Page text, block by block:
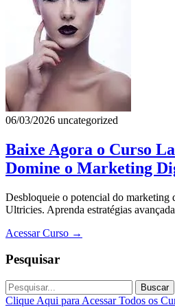
06/03/2026 uncategorized
Baixe Agora o Curso
Domine o Marketing
Desbloqueie o potencial do marketing
Ultricies. Aprenda estratégias
Acessar Curso →
Pesquisar
Buscar
Clique Aqui para Acessar Todos os